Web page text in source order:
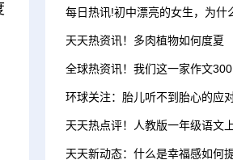
天天热资讯！多肉植物如何度夏
环球关注：胎儿听不到胎心的应
天天新动态：什么是幸福感如何